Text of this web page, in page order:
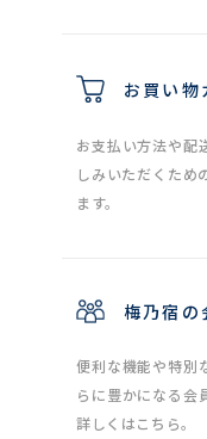
お買い物
お支払い方法や配
しみいただくため
ます。
梅乃宿の
便利な機能や特別
らに豊かになる会
詳しくはこちら。